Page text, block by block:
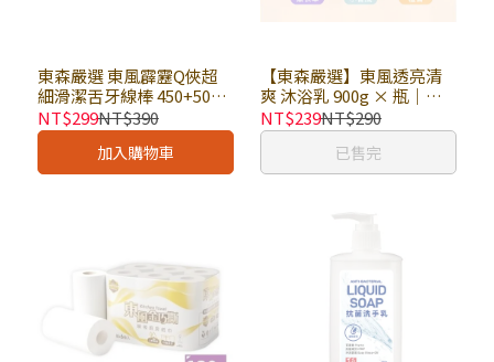
東森嚴選 東風霹靂Q俠超
細滑潔舌牙線棒 450+50支
超值量販組
NT$299NT$390
加入購物車
【東森嚴選】東風透亮清
爽 沐浴乳 900g × 瓶｜溫
和肌膚 多重保濕 洗後清爽
舒暢｜人用沐浴乳
NT$239NT$290
已售完